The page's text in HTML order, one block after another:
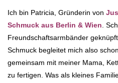
Ich bin Patricia, Gründerin von
Schmuck aus Berlin & Wien .
Freundschaftsarmbänder
Schmuck begleitet mich also
gemeinsam mit meiner Mama,
zu fertigen. Was als kleines